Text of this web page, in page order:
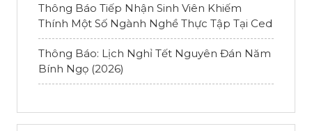
Thông Báo Tiếp Nhận Sinh Viên Khiếm
Thính Một Số Ngành Nghề Thực Tập Tại Ced
Thông Báo: Lịch Nghỉ Tết Nguyên Đán Năm
Bính Ngọ (2026)